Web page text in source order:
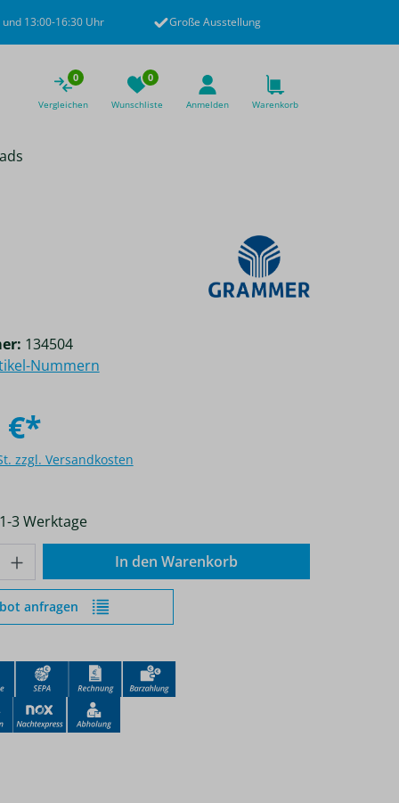
13:00-16:30 Uhr Große Ausstellung
0
Vergleichen
0
Wunschliste Anmelden Warenkorb
€*
zzgl. Versandkosten
3 Werktage
134504
Nummern
Gib den gewünschten Wert ein
In den Warenkorb
anfragen